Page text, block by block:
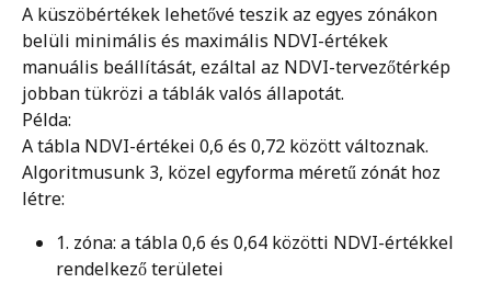
A küszöbértékek lehetővé teszik az egyes zónákon
belüli minimális és maximális NDVI-értékek
manuális beállítását, ezáltal az NDVI-tervezőtérkép
jobban tükrözi a táblák valós állapotát.
Példa:
A tábla NDVI-értékei 0,6 és 0,72 között változnak.
Algoritmusunk 3, közel egyforma méretű zónát hoz
létre:
1. zóna: a tábla 0,6 és 0,64 közötti NDVI-értékkel
rendelkező területei